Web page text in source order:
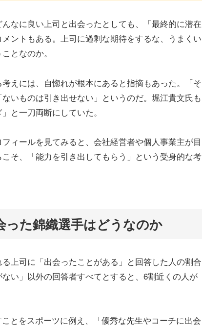
なに良い上司と出会ったとしても、「最終的に潜在
ントもある。上司に過剰な期待をするな、うまくい
となのか。
えには、自惚れが根本にあると指摘もあった。「そ
いものは引き出せない」というのだ。堀江貴文氏も
と一刀両断にしていた。
ィールを見てみると、会社経営者や個人事業主が目
そ、「能力を引き出してもらう」という受身的な考
た錦織選手はどうなのか
上司に「出会ったことがある」と回答した人の割合
い」以外の回答者すべてとすると、6割近くの人が
とをスポーツに例え、「優秀な先生やコーチに出会